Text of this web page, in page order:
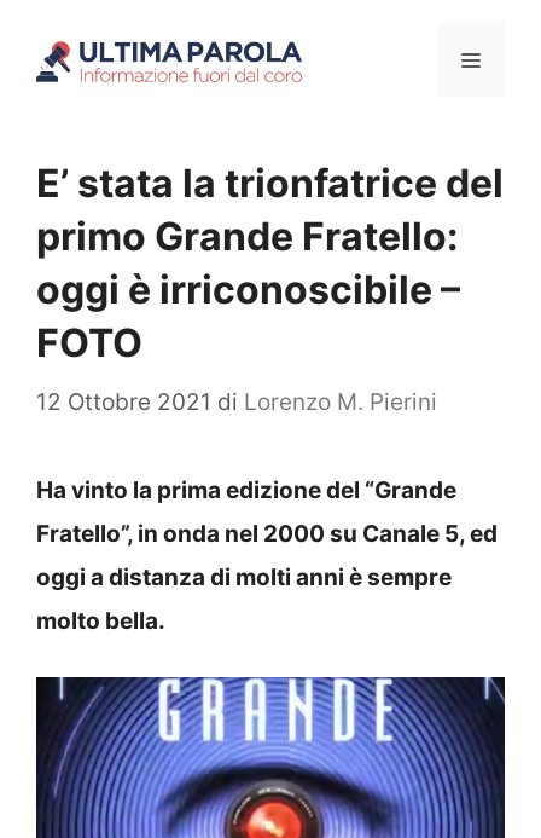
Menu
E’ stata la trionfatrice del
primo Grande Fratello:
oggi è irriconoscibile –
FOTO
12 Ottobre 2021 di Lorenzo M. Pierini
Ha vinto la prima edizione del “Grande
Fratello”, in onda nel 2000 su Canale 5, ed
oggi a distanza di molti anni è sempre
molto bella.